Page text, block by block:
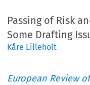
Passing of Risk
Some Drafting
Kåre Lilleholt
European Review